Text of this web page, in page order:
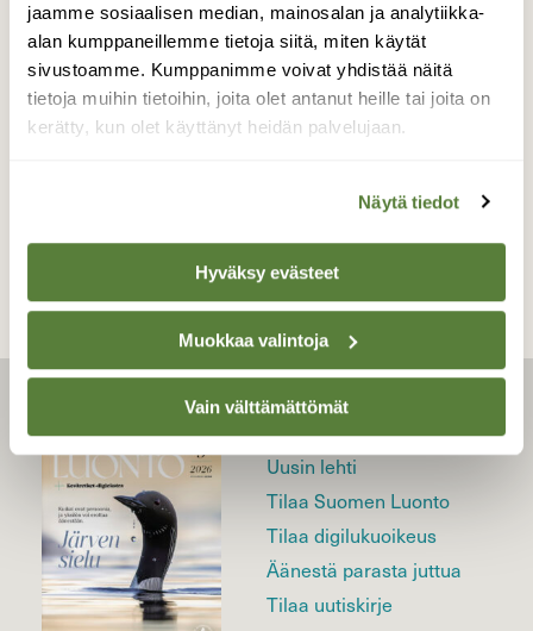
jaamme sosiaalisen median, mainosalan ja analytiikka-
alan kumppaneillemme tietoja siitä, miten käytät
sivustoamme. Kumppanimme voivat yhdistää näitä
tietoja muihin tietoihin, joita olet antanut heille tai joita on
kerätty, kun olet käyttänyt heidän palvelujaan.
Näytä tiedot
Hyväksy evästeet
Muokkaa valintoja
Vain välttämättömät
Käpytikan mäntyinen kuusipaja.
Valokuvaaja: Tarja Naukkarinen, Savitaipale
31.12.2023
TAKAISIN LISTAAN
LEHTI
Uusin lehti
Tilaa Suomen Luonto
Tilaa digilukuoikeus
Äänestä parasta juttua
Tilaa uutiskirje